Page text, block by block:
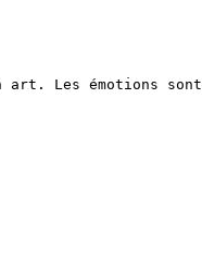
art. Les émotions